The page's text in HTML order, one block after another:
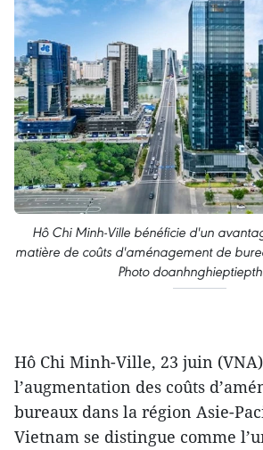
Hô Chi Minh-Ville bénéficie d'un
matière de coûts d'aménagement de
Photo
Hô Chi Minh-Ville, 23 juin (VNA)
l’augmentation des coûts
bureaux dans la région Asie-
Vietnam se distingue comme